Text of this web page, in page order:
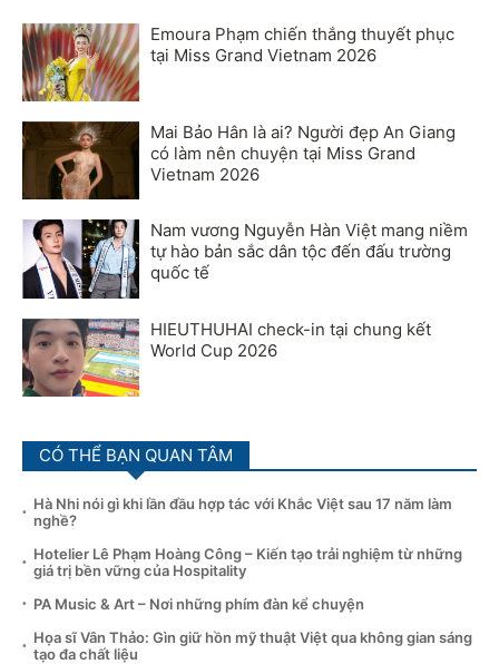
Emoura Phạm chiến thắng thuyết phục
tại Miss Grand Vietnam 2026
Mai Bảo Hân là ai? Người đẹp An Giang
có làm nên chuyện tại Miss Grand
Vietnam 2026
Nam vương Nguyễn Hàn Việt mang niềm
tự hào bản sắc dân tộc đến đấu trường
quốc tế
HIEUTHUHAI check-in tại chung kết
World Cup 2026
CÓ THỂ BẠN QUAN TÂM
Hà Nhi nói gì khi lần đầu hợp tác với Khắc Việt sau 17 năm làm
nghề?
Hotelier Lê Phạm Hoàng Công – Kiến tạo trải nghiệm từ những
giá trị bền vững của Hospitality
PA Music & Art – Nơi những phím đàn kể chuyện
Họa sĩ Vân Thảo: Gìn giữ hồn mỹ thuật Việt qua không gian sáng
tạo đa chất liệu